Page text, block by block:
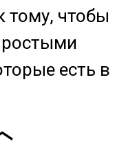
тому, чтобы
есть в